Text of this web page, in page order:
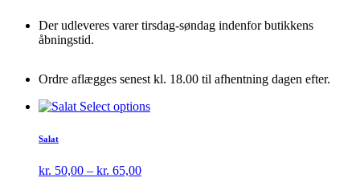
Der udleveres varer tirsdag-søndag indenfor butikkens
åbningstid.
Ordre aflægges senest kl. 18.00 til afhentning dagen efter.
Select optionsDette
Salat
kr. 50,00 – kr. 65,00Prisinterval: